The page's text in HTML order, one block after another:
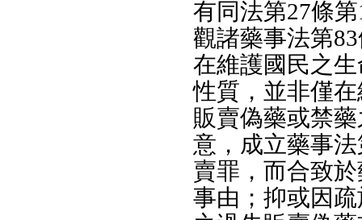
有同法第27條
觀諸藥事法第
在維護國民之
性質，並非僅
販賣偽藥或禁
意，成立藥事
賣罪，而合致
事由；抑或因